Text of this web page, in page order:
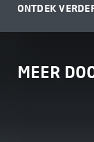
ONTDEK
MEER